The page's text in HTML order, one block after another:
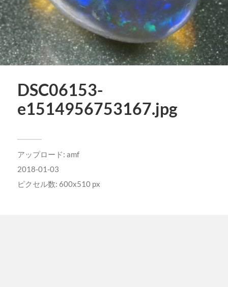
DSC06153-
e1514956753167.jpg
アップロード: amf
2018-01-03
ピクセル数: 600x510 px